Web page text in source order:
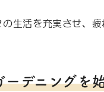
生活を充実させ、
デニングを